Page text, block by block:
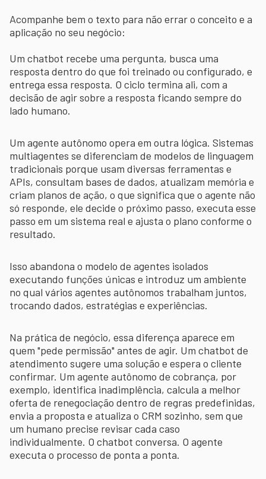
Acompanhe bem o texto para não errar o conceito e a
aplicação no seu negócio:
Um chatbot recebe uma pergunta, busca uma
resposta dentro do que foi treinado ou configurado, e
entrega essa resposta. O ciclo termina ali, com a
decisão de agir sobre a resposta ficando sempre do
lado humano.
Um agente autônomo opera em outra lógica. Sistemas
multiagentes se diferenciam de modelos de linguagem
tradicionais porque usam diversas ferramentas e
APIs, consultam bases de dados, atualizam memória e
criam planos de ação, o que significa que o agente não
só responde, ele decide o próximo passo, executa esse
passo em um sistema real e ajusta o plano conforme o
resultado.
Isso abandona o modelo de agentes isolados
executando funções únicas e introduz um ambiente
no qual vários agentes autônomos trabalham juntos,
trocando dados, estratégias e experiências.
Na prática de negócio, essa diferença aparece em
quem "pede permissão" antes de agir. Um chatbot de
atendimento sugere uma solução e espera o cliente
confirmar. Um agente autônomo de cobrança, por
exemplo, identifica inadimplência, calcula a melhor
oferta de renegociação dentro de regras predefinidas,
envia a proposta e atualiza o CRM sozinho, sem que
um humano precise revisar cada caso
individualmente. O chatbot conversa. O agente
executa o processo de ponta a ponta.